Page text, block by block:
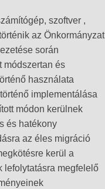
szoftver ,
az Önkormányzat
során
módszertan és
használata
implementálása
módon kerülnek
és hatékony
az éles migráció
kerül a
lefolytatásra megfelelő